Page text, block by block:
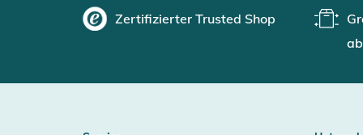
Zertifizierter Trusted Shop